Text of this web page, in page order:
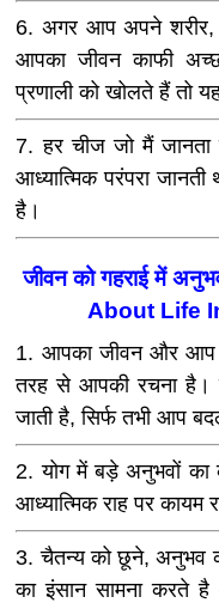
6. अगर आप अपने
आपका जीवन काफी
प्रणाली को खोलते हैं तो
7. हर चीज जो मैं
आध्यात्मिक परंपरा
है।
जीवन को गहराई में
About Life
1. आपका जीवन और
तरह से आपकी रचना
जाती है, सिर्फ तभी आप
2. योग में बड़े अनुभवों
आध्यात्मिक राह पर कायम
3. चैतन्‍य को छूने, अनुभव
का इंसान सामना करते